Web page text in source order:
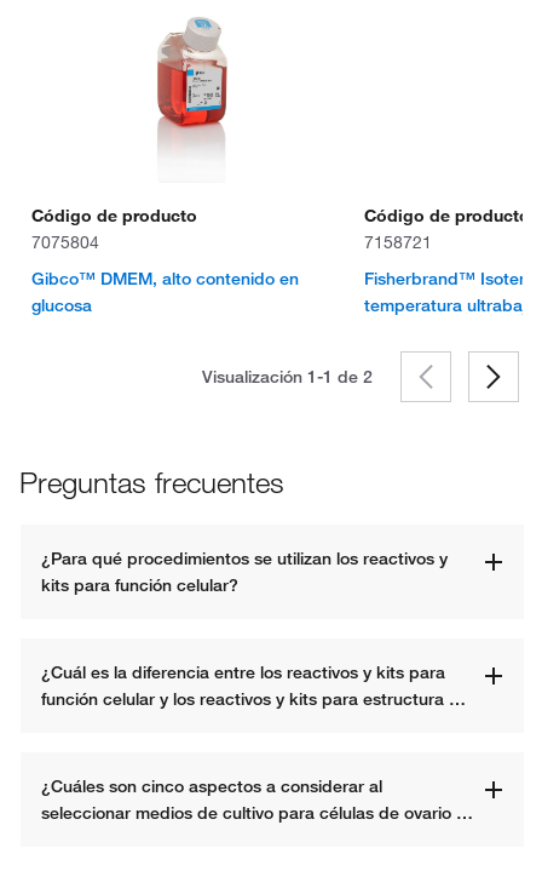
Código de producto
7075804
Gibco™ DMEM, alto contenido en
glucosa
Código de producto
7158721
Fisherbrand™
temperatura ultrabaja
Visualización 1-1 de 2
Preguntas frecuentes
¿Para qué procedimientos se utilizan los reactivos y
kits para función celular?
¿Cuál es la diferencia entre los reactivos y kits para
función celular y los reactivos y kits para estructura
¿Cuáles son cinco aspectos a considerar al
seleccionar medios de cultivo para células de ovario